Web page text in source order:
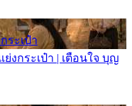
ระเป๋า
งกระเป๋า | เตือนใจ บุญ